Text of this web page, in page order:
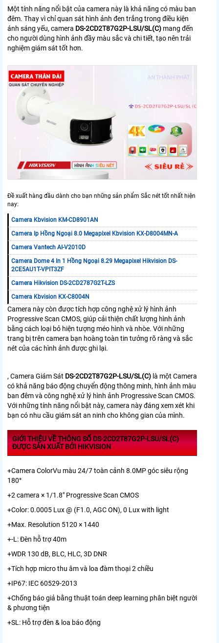
Một tính năng nổi bật của camera này là khả năng có màu ban
đêm. Thay vì chỉ quan sát hình ảnh đen trắng trong điều kiện
ánh sáng yếu, camera DS-2CD2T87G2P-LSU/SL(C) mang đến
cho người dùng hình ảnh đầy màu sắc và chi tiết, tạo nên trải
nghiệm giám sát tốt hơn.
Đề xuất hàng đầu dành cho bạn những sản phẩm Sắc nét tốt nhất hiện
nay:
Camera Kbvision KM-CD8901AN
Camera Ip Hồng Ngoại 8.0 Megapixel Kbvision KX-D8004MN-A
Camera Vantech AI-V2010D
Camera Dome 4 In 1 Hồng Ngoại 8.29 Megapixel Hikvision DS-
2CE5AU1T-VPIT3ZF
Camera Hikvision DS-2CD2787G2T-LZS
Camera Kbvision KX-C8004N
Camera này còn được tích hợp công nghệ xử lý hình ảnh
Progressive Scan CMOS, giúp cải thiện chất lượng hình ảnh
bằng cách loại bỏ hiện tượng méo hình và nhòe. Với những
trang bị trên camera bạn hoàng toàn tin tưởng rõ ràng và sắc
nét của các hình ảnh được ghi lại.
, Camera Giám Sát DS-2CD2T87G2P-LSU/SL(C) là một Camera
có khả năng báo động chuyển động thông minh, hình ảnh màu
ban đêm và công nghệ xử lý hình ảnh Progressive Scan CMOS.
Với những tính năng nổi bật này, camera này đáng xem xét khi
bạn có nhu cầu giám sát an ninh cho không gian của mình.
GIỚI THIỆU VỀ THÔNG SỐ DS-2CD2T87G2P-LSU/SL(C)
ĐƯỢC SẢN XUẤT BỞI HIKVISION
+Camera ColorVu màu 24/7 toàn cảnh 8.0MP góc siêu rộng
180°
+2 camera × 1/1.8" Progressive Scan CMOS
+Color: 0.0005 Lux @ (F1.0, AGC ON), 0 Lux with light
+Max. Resolution 5120 × 1440
+-L: Đèn hỗ trợ 40m
+WDR 130 dB, BLC, HLC, 3D DNR
+Tích hợp micro thu âm và loa đàm thoại 2 chiều
+IP67: IEC 60529-2013
+Chống báo giả bằng thuật toán deep learning phân biệt người
& phương tiện
+SL: Hỗ trợ đèn & loa báo động